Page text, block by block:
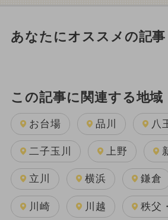
あなたにオススメの記事
この記事に関連する地域
お台場 品川 八
二子玉川 上野
立川 横浜 鎌倉
川崎 川越 秩父